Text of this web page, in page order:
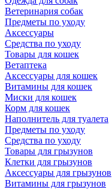
Ветеринария собак
Предметы по уходу
Аксессуары
Средства по уходу
Товары для кошек
Ветаптека
Аксессуары для кошек
Витамины для кошек
Миски для кошек
Корм для кошек
Наполнитель для туалета
Предметы по уходу
Средства по уходу
Товары для грызунов
Клетки для грызунов
Аксессуары для грызунов
Витамины для грызунов